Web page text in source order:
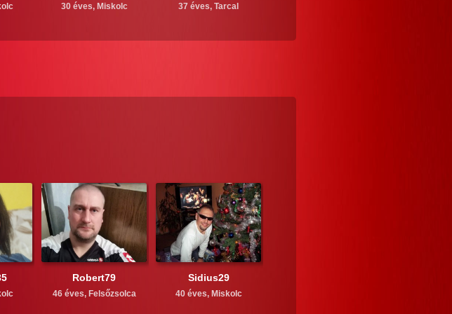
30 éves, Miskolc 37 éves, Tarcal
Robert79
46 éves, Felsőzsolca
Sidius29
40 éves, Miskolc